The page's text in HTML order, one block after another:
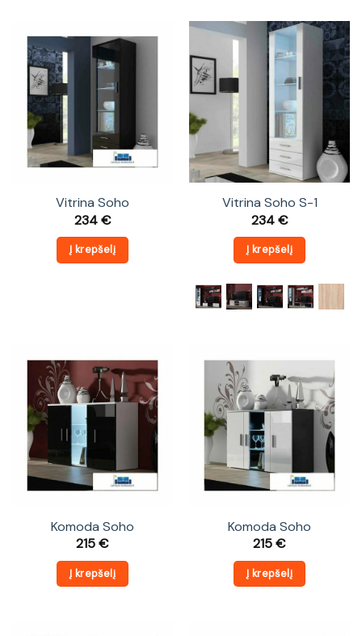
Vitrina Soho
234€
Į krepšelį
Vitrina Soho S-1
234€
Į krepšelį
Komoda Soho
215€
Į krepšelį
Komoda Soho
215€
Į krepšelį